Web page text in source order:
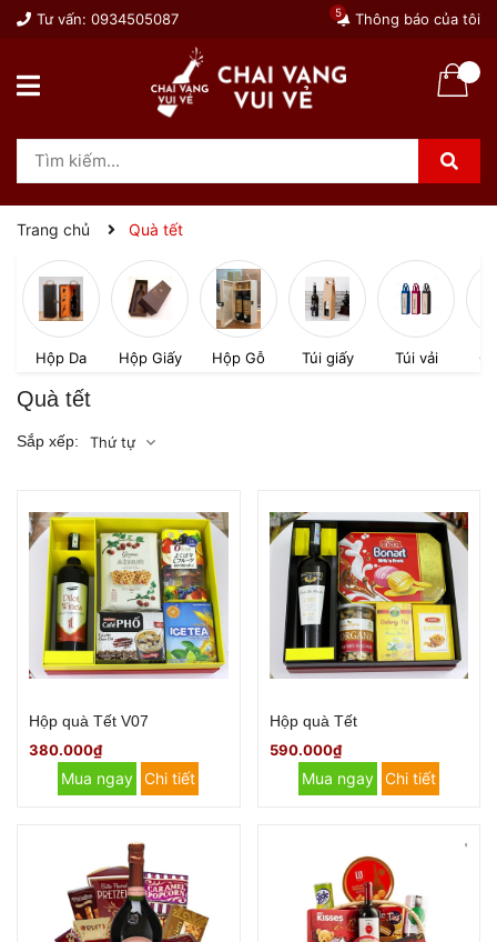
Tư vấn: 0934505087 Thông báo của tôi
5
Trang chủ Quà tết
Hộp Da Hộp Giấy Hộp Gỗ Túi giấy Túi vải
Quà tết
Sắp xếp: Thứ tự
Hộp quà Tết V07
380.000₫
Mua ngay Chi tiết
Hộp quà Tết
590.000₫
Mua ngay Chi tiết